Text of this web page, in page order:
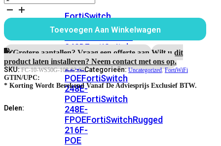
FortiSwitch
224D-
FPOE
248DFortiSwitch
224E
Fortiswitch
224E-
POEFortiSwitch
248E-
POEFortiSwitch
248E-
FPOEFortiSwitchRugged
216F-
POE
50G-
FortiGuard
IPS
Service
aantal
Toevoegen Aan Winkelwagen
Grotere aantallen? Vraag een offerte aan.Wilt u dit
product laten installeren? Neem contact met ons op.
SKU:FC-10-WS50G-108-02-60Categorieën:Uncategorized,FortiWiFi
GTIN/UPC:
* Korting Wordt Berekend Vanaf De Adviesprijs Exclusief BTW.
Delen: